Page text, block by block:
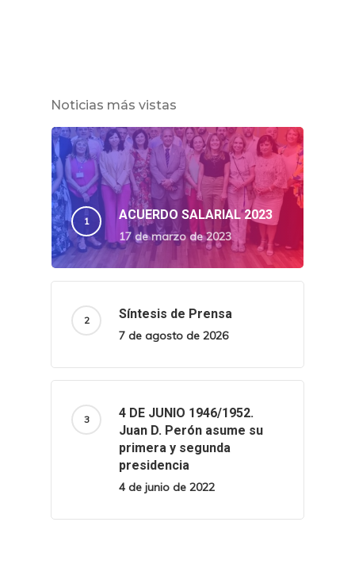
Noticias más vistas
ACUERDO SALARIAL 2023
17 de marzo de 2023
Síntesis de Prensa
7 de agosto de 2026
4 DE JUNIO 1946/1952.
Juan D. Perón asume su
primera y segunda
presidencia
4 de junio de 2022